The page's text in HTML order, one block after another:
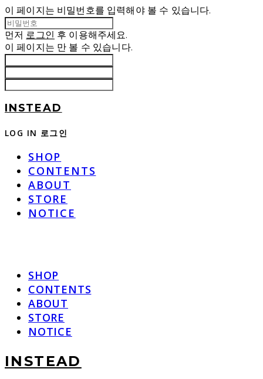
이 페이지는 비밀번호를 입력해야 볼 수 있습니다.
먼저 로그인 후 이용해주세요.
이 페이지는 만 볼 수 있습니다.
INSTEAD
LOG IN 로그인
SHOP
CONTENTS
ABOUT
STORE
NOTICE
SHOP
CONTENTS
ABOUT
STORE
NOTICE
INSTEAD